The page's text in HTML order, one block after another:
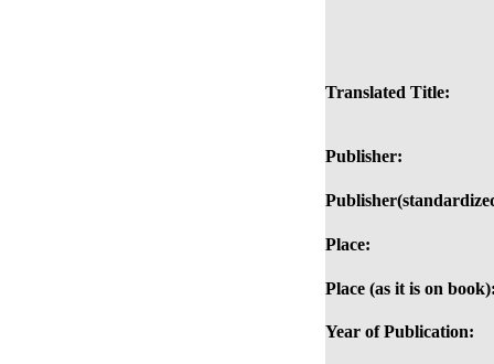
Translated Title:
Publisher:
Place:
Place (as it is on
Year of Publication: